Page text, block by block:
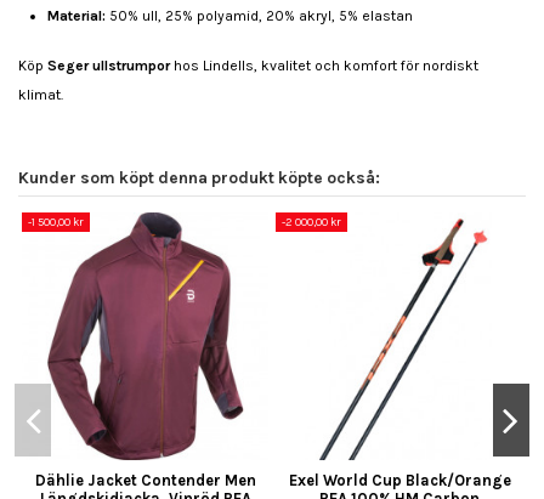
Material: 50% ull, 25% polyamid, 20% akryl, 5% elastan
Köp Seger ullstrumporhos Lindells, kvalitet och komfort för nordiskt
klimat.
Kunder som köpt denna produkt köpte också:
-1 500,00 kr
Dählie Jacket Contender Men
-2 000,00 kr
Exel World Cup Black/Orange